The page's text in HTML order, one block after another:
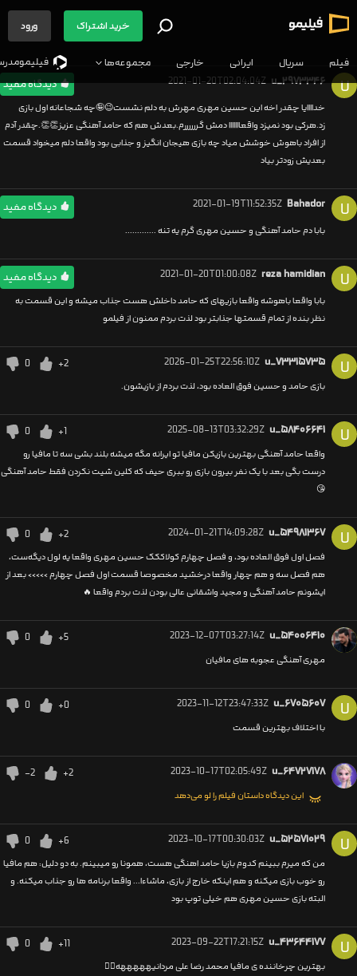
فیلم سریال ایرانی خارجی مجموعه‌ها
خرید اشتراک ورود
U u_۲۹۷۳۳۴۶ 2021-01-20T02:04:04Z دیدگاه مفید
خداااایا چقدر اخه این حسین مهری مهرش به دلم نشست😉🤪چه شجاعانه اول بازی
زد.هرکی بود نمیزد واقعااااااا دمش گررررررم.بعدش هم که حامد آهنگی عزیز👏👏.چقدر آدم
از افراد باهوش خوشش میاد چه بازی هیجان انگیز و جذابی بود واقعا دلم میخواد قسمت
بعدیش زودتر بیاد
U
Bahador
2021-01-19T11:52:35Z دیدگاه مفید
بابا دم حامد آهنگی و حسین مهری گرم یه تنه .............
U
reza hamidian
2021-01-20T01:00:08Z دیدگاه مفید
بابا واقعا باهوشه واقعا بازیهای که حامد داخلش هست جذاب میشه و این قسمت به
نظر بنده از تمام قسمتها جذابتر بود لذت بردم ممنون از فیلمو
U u_۷۳۳۱۵۷۳۵ 2026-01-25T22:56:10Z
+2
0
بازی حامد و حسین فوق العاده بود، لذت بردم از بازیشون.
U u_۵۸۴۰۶۶۴۱ 2025-08-13T03:32:29Z
+1
0
واقعا حامد آهنگی بهترین بازیکن مافیا تو ایرانه مگه میشه بلند بشی سه تا مافیا رو
درست بگی بعد با یک نفر بیرون بازی رو ببری حیف که کلین شیت نکردن فقط حامد آهنگی
😘
U u_۵۴۹۸۱۳۶۷ 2024-01-21T14:09:28Z
+2
0
فصل اول فوق العاده بود، و فصل چهارم کولاککک حسین مهری واقعا یه لول دیگه‌ست،
هم فصل سه و هم چهار واقعا درخشید مخصوصا قسمت اول فصل چهارم >>>>> بعد از
ایشونم حامد آهنگی و مجید واشقانی عالی بودن لذت بردم واقعا 🔥
u_۵۴۰۰۶۴۱۰ 2023-12-07T03:27:14Z
+5
0
مهری آهنگی عجوبه های مافیان
U u_۶۷۰۵۶۰۷ 2023-11-12T23:47:33Z
+0
0
با اختلاف بهترین قسمت
u_۶۴۷۲۷۱۷۸ 2023-10-17T02:05:49Z
+2
-2
این دیدگاه داستان فیلم را لو می‌دهد
U u_۵۲۵۷۱۰۲۹ 2023-10-17T00:30:03Z
+6
0
من که میرم ببینم کدوم بازیا حامد اهنگی هست، همونا رو میبینم. به دو دلیل: هم مافیا
رو خوب بازی میکنه و هم اینکه خارج از بازی، ماشاءا... واقعا برنامه ها رو جذاب میکنه. و
البته بازی حسین مهری هم خیلی توپ بود
U u_۴۳۶۴۴۱۷۷ 2023-09-22T17:21:15Z
+11
0
بهترین چرخاننده ی مافیا محمد رضا علی مردانیهههههه👍🏻